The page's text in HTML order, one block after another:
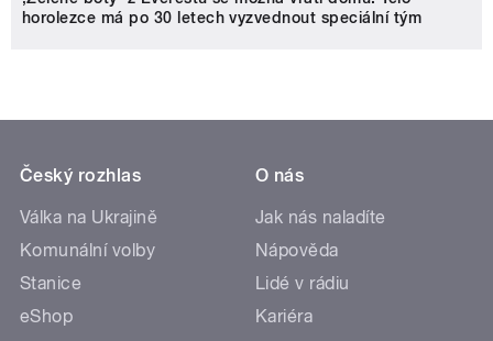
horolezce má po 30 letech vyzvednout speciální tým
Český rozhlas
Válka na Ukrajině
Komunální volby
Stanice
eShop
O nás
Jak nás naladíte
Nápověda
Lidé v rádiu
Kariéra